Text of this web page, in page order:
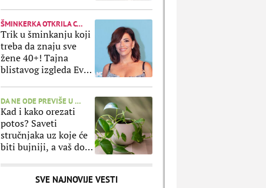
ŠMINKERKA OTKRILA CAKE
Trik u šminkanju koji
treba da znaju sve
žene 40+! Tajna
blistavog izgleda Eve
DA NE ODE PREVIŠE U VISINU
Kad i kako orezati
potos? Saveti
stručnjaka uz koje će
biti bujniji, a vaš dom
SVE NAJNOVIJE VESTI